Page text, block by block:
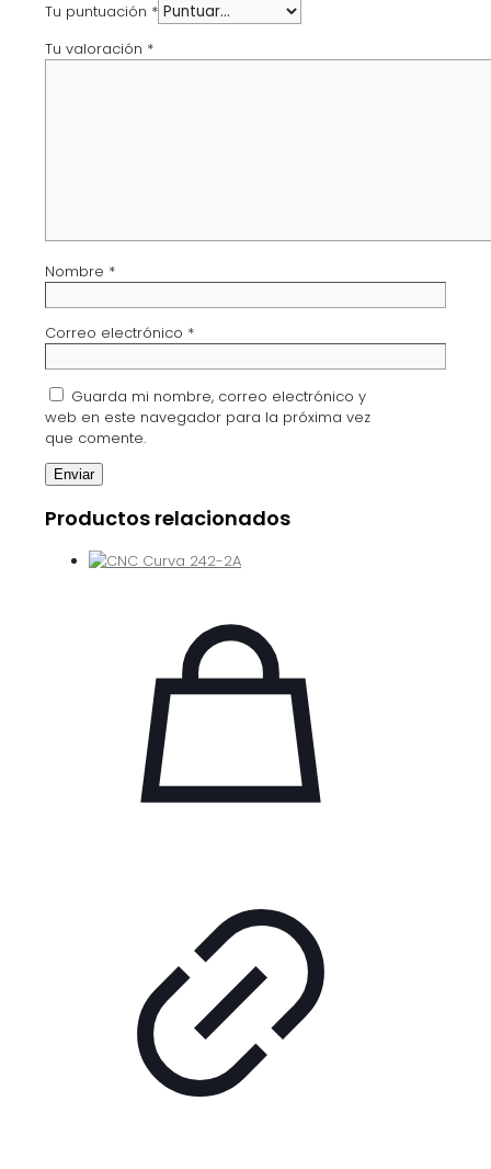
Tu puntuación *
Tu valoración *
Nombre *
Correo electrónico *
Guarda mi nombre, correo electrónico y
web en este navegador para la próxima vez
que comente.
Productos relacionados